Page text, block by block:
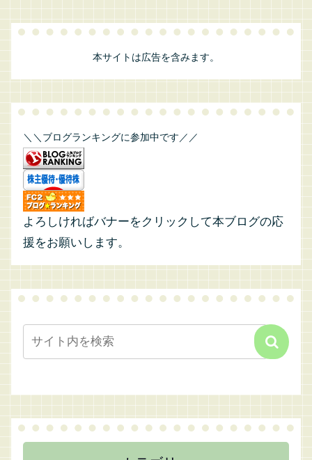
本サイトは広告を含みます。
＼＼ブログランキングに参加中です／／
よろしければバナーをクリックして本ブログの応
援をお願いします。